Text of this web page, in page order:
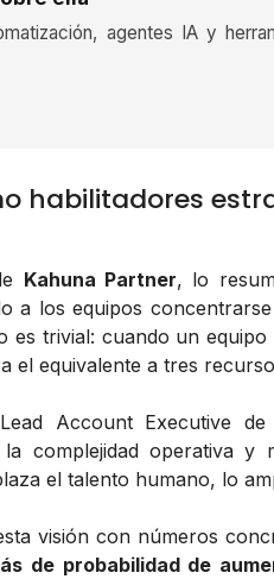
agentes IA y
habilitadores
Kahuna Partner, lo
a los equipos
es trivial: cuando un
el equivalente a tres
Account Executive de
complejidad operativa y
el talento humano, lo
visión con números
de probabilidad de